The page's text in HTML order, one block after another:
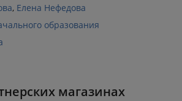
, Елена Нефедова
образования
6+
магазинах